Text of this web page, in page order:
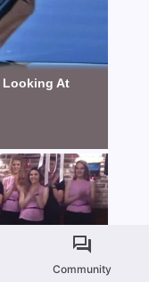
Community